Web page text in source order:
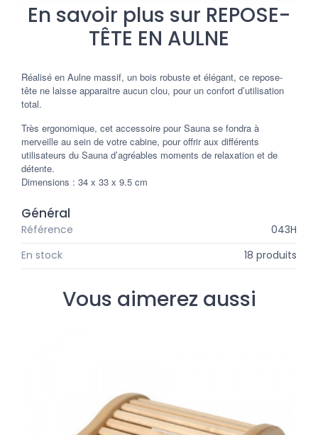
En savoir plus sur REPOSE-
TÊTE EN AULNE
Réalisé en Aulne massif, un bois robuste et élégant, ce repose-
tête ne laisse apparaitre aucun clou, pour un confort d’utilisation
total.
Très ergonomique, cet accessoire pour Sauna se fondra à
merveille au sein de votre cabine, pour offrir aux différents
utilisateurs du Sauna d’agréables moments de relaxation et de
détente.
Dimensions : 34 x 33 x 9.5 cm
Général
Référence
043H
En stock
18 produits
Vous aimerez aussi